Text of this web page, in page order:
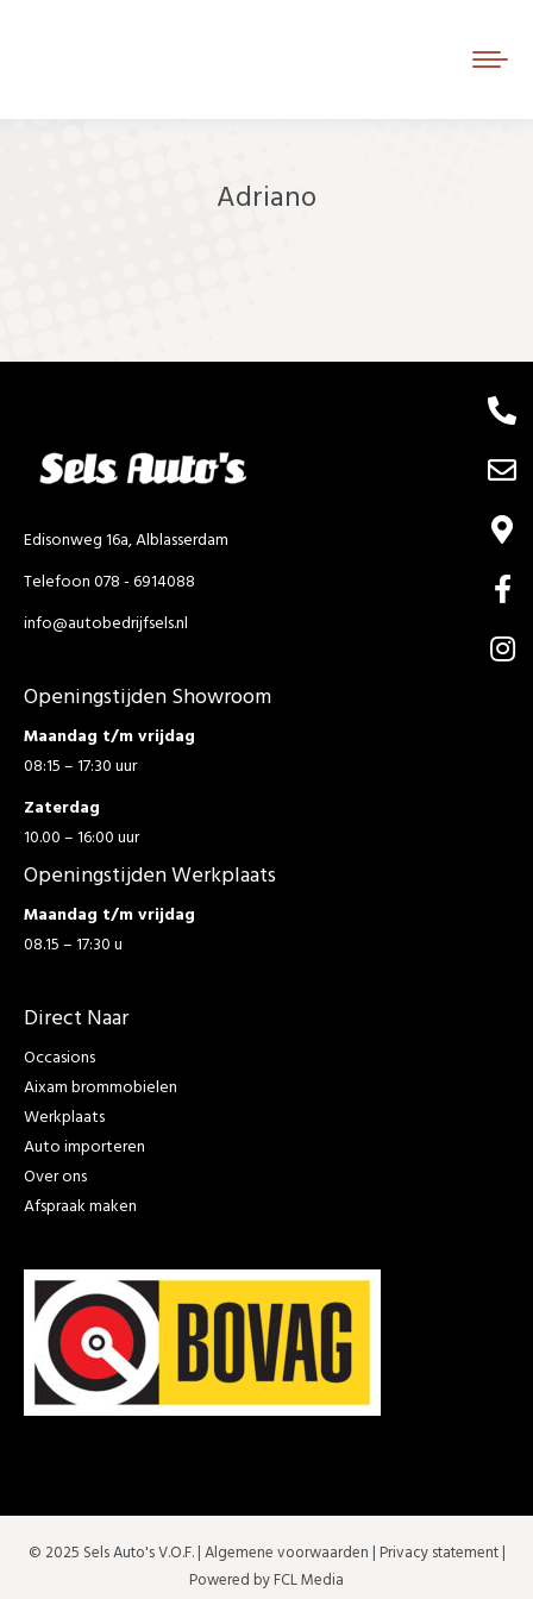
Adriano
Edisonweg 16a, Alblasserdam
Telefoon 078 - 6914088
info@autobedrijfsels.nl
Openingstijden Showroom
Maandag t/m vrijdag
08:15 – 17:30 uur
Zaterdag
10.00 – 16:00 uur
Openingstijden Werkplaats
Maandag t/m vrijdag
08.15 – 17:30 u
Direct Naar
Occasions
Aixam brommobielen
Werkplaats
Auto importeren
Over ons
Afspraak maken
© 2025 Sels Auto's V.O.F. |Algemene voorwaarden | Privacy statement|
Powered by FCL Media